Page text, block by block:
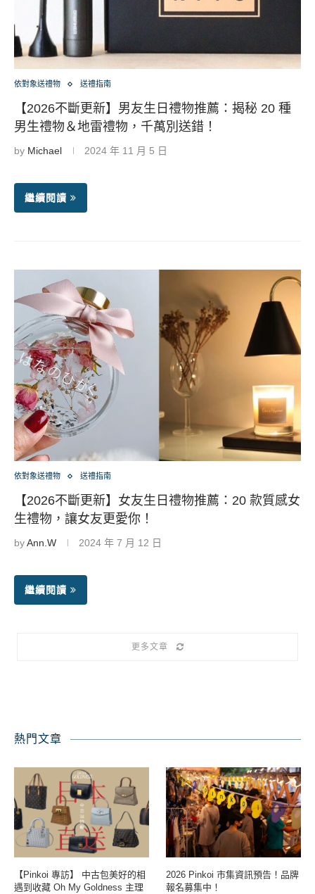
依對象送禮物 送禮指南
【2026不斷更新】男友生日禮物推薦：揭秘 20 種
男生禮物＆地雷禮物，千萬別送錯！
by Michael 2024 年 11 月 5 日
繼續閱讀
依對象送禮物 送禮指南
【2026不斷更新】女友生日禮物推薦：20 款質感女
生禮物，讓女友更愛你！
byAnn.W 2024 年 7 月 12 日
繼續閱讀
更多文章
熱門文章
【Pinkoi 專訪】 中古包美好的相
遇到收藏 Oh My Goldness 主理
2026 Pinkoi 市集資訊預告！品牌
報名募集中！